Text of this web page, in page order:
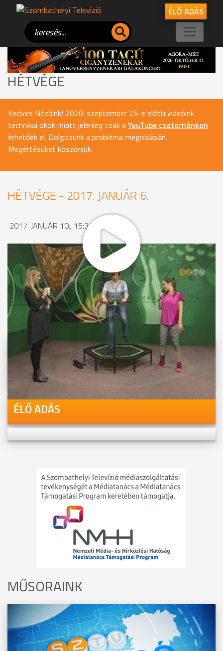
ÉLŐ ADÁS
HÉTVÉGE
Kedves Nézőink! 2020. szeptember 25-e előtti videóink
technikai okok miatt jelenleg csak aYouTube csatornánkon
érhetőek el. Dolgozunk a probléma megoldásán.
Megértésüket köszönjük.
HÉTVÉGE - 2017. JANUÁR 6.
2017. JANUÁR 10., 15:34
MEGOSZTÁS
Videóink megtekinthetőek
Youtube-csatornánkon is!
ÉLŐ ADÁS
MŰSORAINK